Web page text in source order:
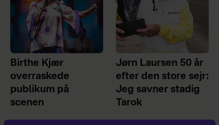
Birthe Kjær
overraskede
publikum på
scenen
Jørn Laursen 50 år
efter den store sejr:
Jeg savner stadig
Tarok